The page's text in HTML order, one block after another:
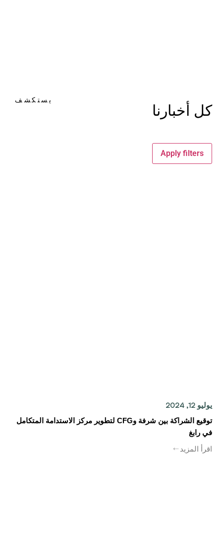
يستكشف
كل أخبارنا
Apply filters
يوليو 12, 2024
توقيع الشراكة بين شرفة وCFG لتطوير مركز الاستدامة المتكامل
في رابغ
اقرأ المزيد